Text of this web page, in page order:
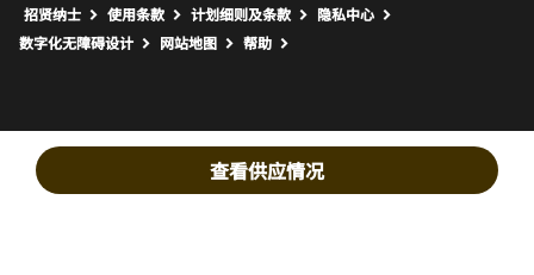
查看供应情况
招贤纳士 使用条款 计划细则及条款
隐私中心
数字化无障碍设计
网站地图 打开新窗口
帮助